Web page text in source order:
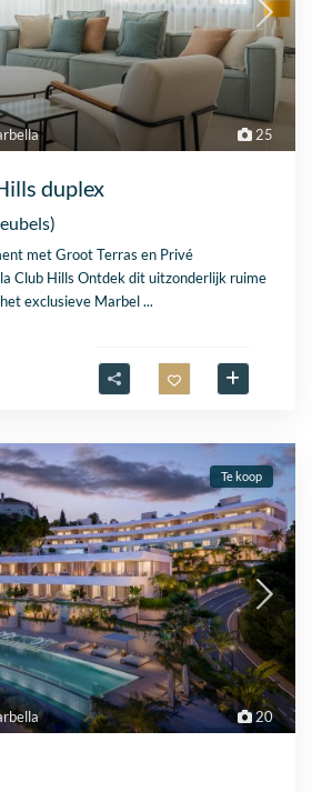
25
duplex
met Groot Terras en Privé
Club Hills Ontdek dit uitzonderlijk ruime
exclusieve Marbel...
20
Te koop